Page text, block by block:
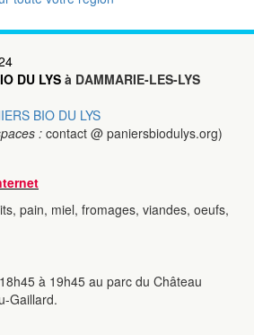
DU LYS à DAMMARIE-LES-LYS
BIO DU LYS
: contact @ paniersbiodulys.org)
pain, miel, fromages, viandes, oeufs,
à 19h45 au parc du Château
Gaillard.